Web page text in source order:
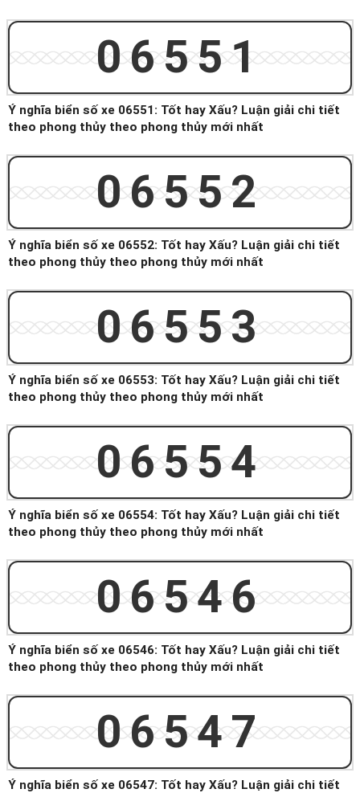
06551
Ý nghĩa biển số xe 06551: Tốt hay Xấu? Luận giải chi tiết
theo phong thủy theo phong thủy mới nhất
06552
Ý nghĩa biển số xe 06552: Tốt hay Xấu? Luận giải chi tiết
theo phong thủy theo phong thủy mới nhất
06553
Ý nghĩa biển số xe 06553: Tốt hay Xấu? Luận giải chi tiết
theo phong thủy theo phong thủy mới nhất
06554
Ý nghĩa biển số xe 06554: Tốt hay Xấu? Luận giải chi tiết
theo phong thủy theo phong thủy mới nhất
06546
Ý nghĩa biển số xe 06546: Tốt hay Xấu? Luận giải chi tiết
theo phong thủy theo phong thủy mới nhất
06547
Ý nghĩa biển số xe 06547: Tốt hay Xấu? Luận giải chi tiết